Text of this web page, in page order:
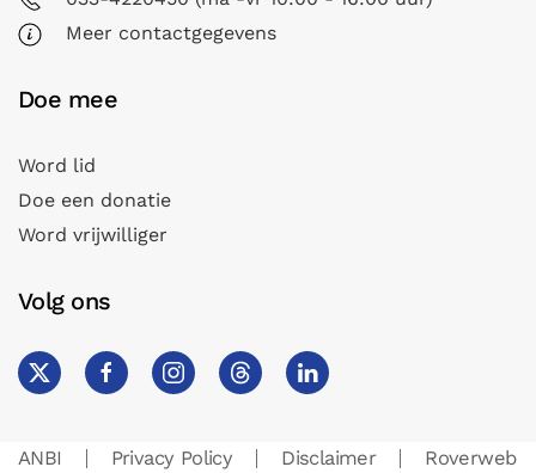
Meer contactgegevens
Doe mee
Word lid
Doe een donatie
Word vrijwilliger
Volg ons
ANBI Privacy Policy Disclaimer Roverweb